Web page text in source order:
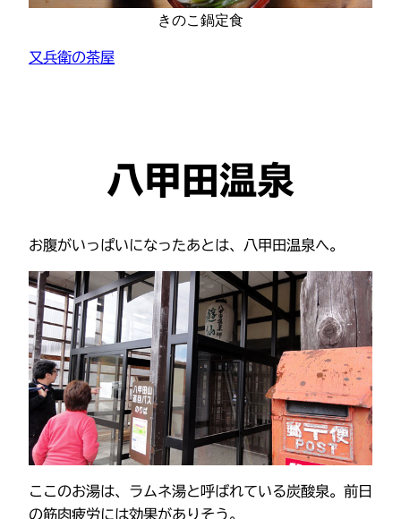
きのこ鍋定食
又兵衛の茶屋
八甲田温泉
お腹がいっぱいになったあとは、八甲田温泉へ。
ここのお湯は、ラムネ湯と呼ばれている炭酸泉。前日
の筋肉疲労には効果がありそう。